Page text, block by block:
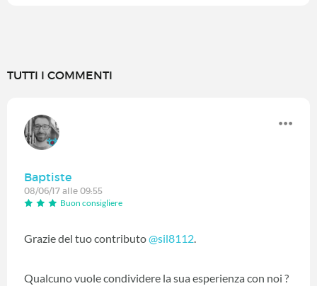
TUTTI I COMMENTI
Baptiste
08/06/17 alle 09:55
Buon consigliere
Grazie del tuo contributo@sil8112.
Qualcuno vuole condividere la sua esperienza con noi ?